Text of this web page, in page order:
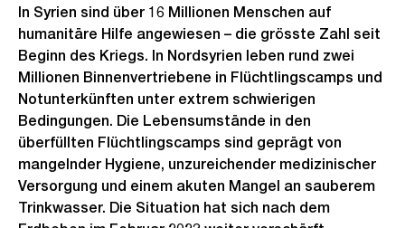
In Syrien sind über 16 Millionen Menschen auf
humanitäre Hilfe angewiesen – die grösste Zahl seit
Beginn des Kriegs. In Nordsyrien leben rund zwei
Millionen Binnenvertriebene in Flüchtlingscamps und
Notunterkünften unter extrem schwierigen
Bedingungen. Die Lebensumstände in den
überfüllten Flüchtlingscamps sind geprägt von
mangelnder Hygiene, unzureichender medizinischer
Versorgung und einem akuten Mangel an sauberem
Trinkwasser. Die Situation hat sich nach dem